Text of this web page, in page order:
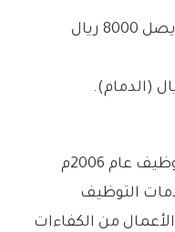
8- مهندس ميكانيكي عام – راتب يصل 8000 ريال
– تأسس مركز غرفة الشرقية للتوظيف عام 2006م
التوظيف
الأعمال من الكفاءات